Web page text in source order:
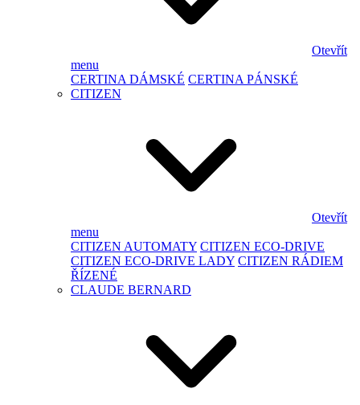
Otevřít
menu
CERTINA DÁMSKÉ CERTINA PÁNSKÉ
CITIZEN
Otevřít
menu
CITIZEN AUTOMATY CITIZEN ECO-DRIVE
CITIZEN ECO-DRIVE LADY CITIZEN RÁDIEM
ŘÍZENÉ
CLAUDE BERNARD